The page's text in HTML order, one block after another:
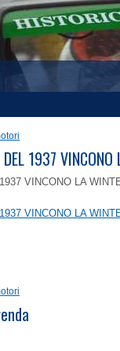
1937
VINCONO LA
VINCONO LA